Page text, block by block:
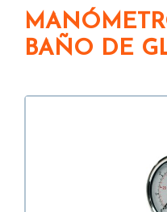
MANÓMETRO Ø 63 EN
BAÑO DE